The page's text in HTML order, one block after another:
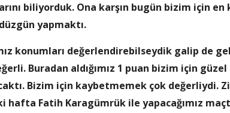
biliyorduk. Ona karşın bugün bizim için
yapmaktı.
konumları değerlendirebilseydik galip de
Buradan aldığımız 1 puan bizim için
Bizim için kaybetmemek çok değerliydi.
hafta Fatih Karagümrük ile yapacağımız